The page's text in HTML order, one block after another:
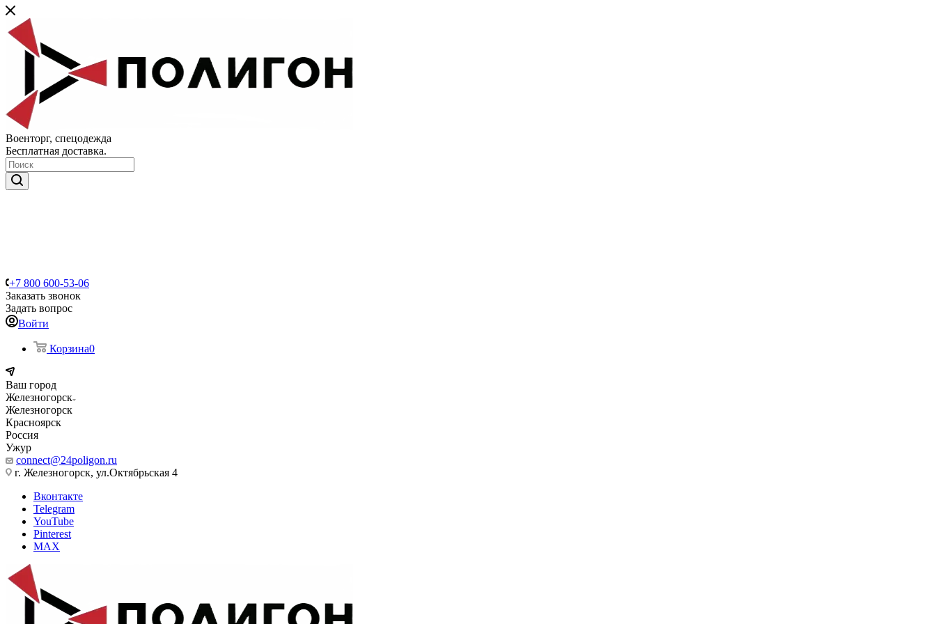
Военторг, спецодежда
Бесплатная доставка.
+7 800 600-53-06
Заказать звонок
Задать вопрос
Войти
Корзина0
Ваш город
Железногорск
Железногорск
Красноярск
Россия
Ужур
connect@24poligon.ru
г. Железногорск, ул.Октябрьская 4
Вконтакте
Telegram
YouTube
Pinterest
MAX